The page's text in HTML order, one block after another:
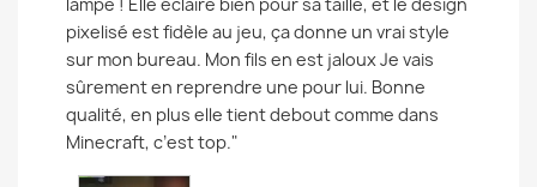
pixelisé est fidèle au jeu, ça donne un vrai style
sur mon bureau. Mon fils en est jaloux Je vais
sûrement en reprendre une pour lui. Bonne
qualité, en plus elle tient debout comme dans
Minecraft, c’est top."